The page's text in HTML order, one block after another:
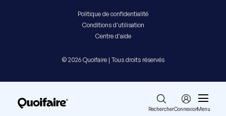
RechercherConnexionMenu
Politique de confidentialité
Conditions d'utilisation
Centre d'aide
© 2026 Quoifaire | Tous droits réservés